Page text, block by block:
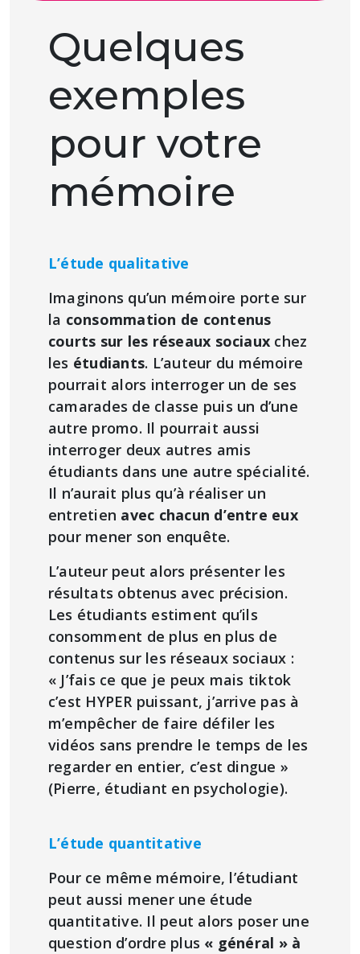
Quelques
exemples
pour votre
mémoire
L’étude qualitative
Imaginons qu’un mémoire porte sur
la consommation de contenus
courts sur les réseaux sociaux chez
les étudiants. L’auteur du mémoire
pourrait alors interroger un de ses
camarades de classe puis un d’une
autre promo. Il pourrait aussi
interroger deux autres amis
étudiants dans une autre spécialité.
Il n’aurait plus qu’à réaliser un
entretien avec chacun d’entre eux
pour mener son enquête.
L’auteur peut alors présenter les
résultats obtenus avec précision.
Les étudiants estiment qu’ils
consomment de plus en plus de
contenus sur les réseaux sociaux :
« J’fais ce que je peux mais tiktok
c’est HYPER puissant, j’arrive pas à
m’empêcher de faire défiler les
vidéos sans prendre le temps de les
regarder en entier, c’est dingue »
(Pierre, étudiant en psychologie).
L’étude quantitative
Pour ce même mémoire, l’étudiant
peut aussi mener une étude
quantitative. Il peut alors poser une
question d’ordre plus « général » à